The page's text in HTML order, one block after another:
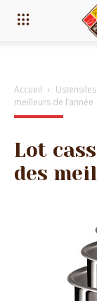
Accueil
meilleurs de l’année
Lot
des